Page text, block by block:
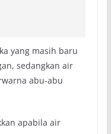
yang masih baru
sedangkan air
abu-abu
apabila air